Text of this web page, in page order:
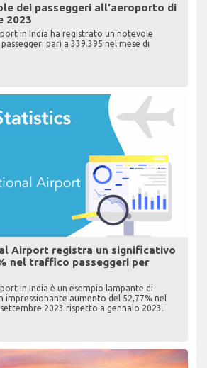
dei passeggeri all'aeroporto di
2023
in India ha registrato un notevole
pari a 339.395 nel mese di
Airport registra un significativo
nel traffico passeggeri per
in India è un esempio lampante di
impressionante aumento del 52,77% nel
2023 rispetto a gennaio 2023.